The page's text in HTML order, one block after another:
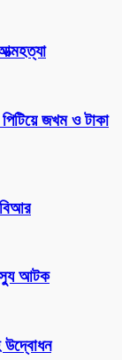
পিটিয়ে জখম ও টাকা
আটক
উদ্বোধন